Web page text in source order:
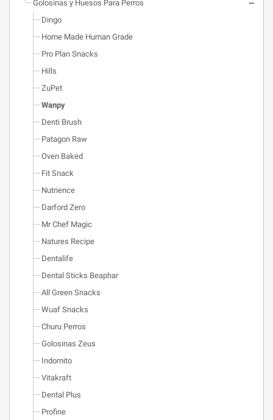
Golosinas y Huesos Para Perros
Dingo
Home Made Human Grade
Pro Plan Snacks
Hills
ZuPet
Wanpy
Denti Brush
Patagon Raw
Oven Baked
Fit Snack
Nutrience
Darford Zero
Mr Chef Magic
Natures Recipe
Dentalife
Dental Sticks Beaphar
All Green Snacks
Wuaf Snacks
Churu Perros
Golosinas Zeus
Indomito
Vitakraft
Dental Plus
Profine